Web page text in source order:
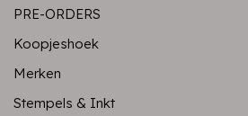
PRE-ORDERS
Koopjeshoek
Merken
Stempels & Inkt